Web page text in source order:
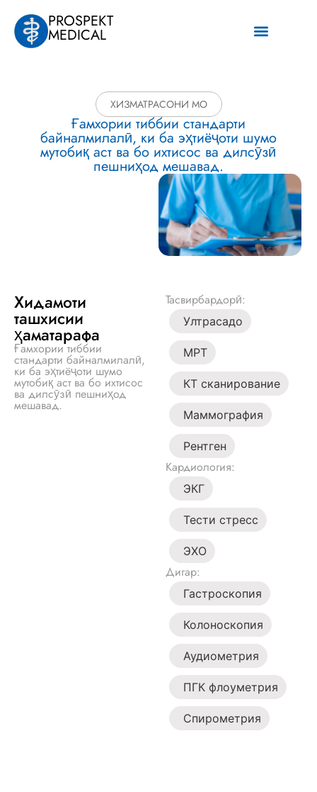
PROSPEKT
MEDICAL
ХИЗМАТРАСОНИ МО
Ғамхории тиббии стандарти
байналмилалӣ, ки ба эҳтиёҷоти шумо
мутобиқ аст ва бо ихтисос ва дилсӯзӣ
пешниҳод мешавад.
Хидамоти
ташхисии
ҳаматарафа
Ғамхории тиббии
стандарти байналмилалӣ,
ки ба эҳтиёҷоти шумо
мутобиқ аст ва бо ихтисос
ва дилсӯзӣ пешниҳод
мешавад.
Тасвирбардорӣ:
Ултрасадо
МРТ
КТ сканирование
Маммография
Рентген
Кардиология:
ЭКГ
Тести стресс
ЭХО
Дигар:
Гастроскопия
Колоноскопия
Аудиометрия
ПГК флоуметрия
Спирометрия